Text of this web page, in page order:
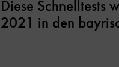
Diese Schnelltests
2021 in den